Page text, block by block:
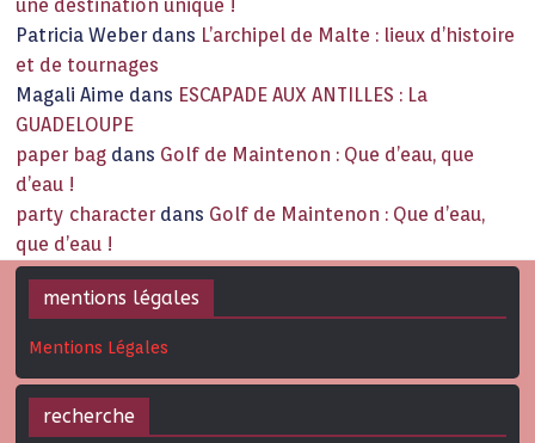
une destination unique !
Patricia Weber dans L’archipel de Malte : lieux d’histoire
et de tournages
Magali Aime dans ESCAPADE AUX ANTILLES : La
GUADELOUPE
paper bag dans Golf de Maintenon : Que d’eau, que
d’eau !
party character dans Golf de Maintenon : Que d’eau,
que d’eau !
mentions légales
Mentions Légales
recherche